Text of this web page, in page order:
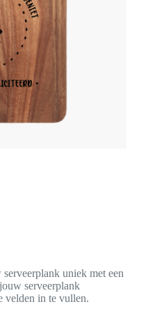
uniek met een
serveerplank
velden in te vullen.